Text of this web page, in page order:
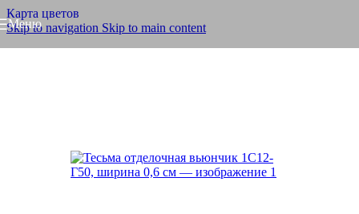
Карта цветов
Skip to navigation Skip to main content
Меню